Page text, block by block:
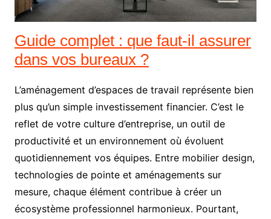
Guide complet : que faut-il assurer
dans vos bureaux ?
L’aménagement d’espaces de travail représente bien
plus qu’un simple investissement financier. C’est le
reflet de votre culture d’entreprise, un outil de
productivité et un environnement où évoluent
quotidiennement vos équipes. Entre mobilier design,
technologies de pointe et aménagements sur
mesure, chaque élément contribue à créer un
écosystème professionnel harmonieux. Pourtant,